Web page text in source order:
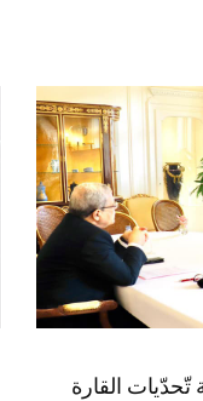
القارة